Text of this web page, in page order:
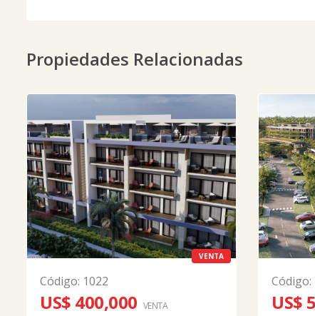
Propiedades Relacionadas
VENTA
Código: 1022
US$ 400,000 VENTA
Código:
US$